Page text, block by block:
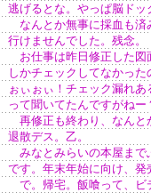
逃げるとな。やっぱ脳ドッ
なんとか無事に採血も済
行けませんでした。残念。
お仕事は昨日修正した図
しかチェックしてなかった
ぉぃぉぃ！チェック漏れ
って聞いてたんですがねー
再修正も終わり、なんと
退散デス。乙。
みなとみらいの本屋まで
です。年末年始に向け、発
で。帰宅。飯喰って、ビ